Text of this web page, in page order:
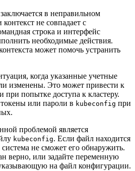
в неправильном
не совпадает с
строка и интерфейс
необходимые действия.
может помочь устранить
когда указанные учетные
изменены. Это может привести к
попытке доступа к кластеру.
или пароли в kubeconfig при
проблемой является
kubeconfig. Если файл находится
не сможет его обнаружить.
верно, или задайте переменную
на файл конфигурации.